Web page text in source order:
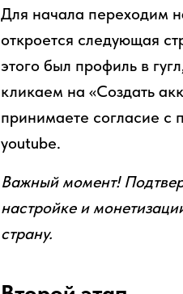
Для начала переходим
откроется следующая
этого был профиль в
кликаем на «Создать
принимаете согласие с
youtube.
Важный момент!
настройке и
страну.